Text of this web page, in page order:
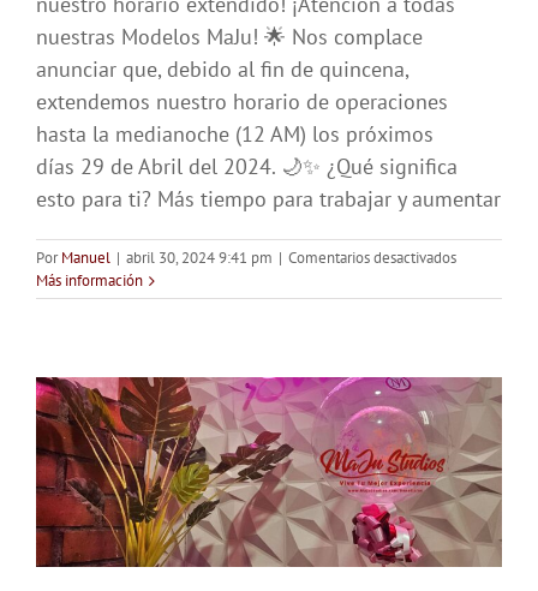
nuestras Modelos MaJu! 🌟 Nos complace
anunciar que, debido al fin de quincena,
extendemos nuestro horario de operaciones
hasta la medianoche (12 AM) los próximos
días 29 de Abril del 2024. 🌙✨ ¿Qué significa
esto para ti? Más tiempo para trabajar y aumentar
PorManuel | abril 30, 2024 9:41 pm | Comentarios desactivadosen
Extendido
Abril
2024
Más información